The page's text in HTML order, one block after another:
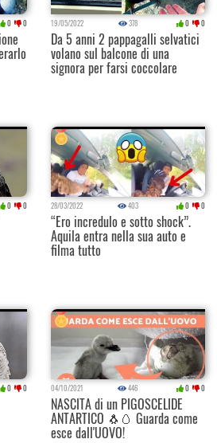
0 0 19/05/2022 378 0 0
Da 5 anni 2 pappagalli selvatici
volano sul balcone di una
signora per farsi coccolare
0 0 28/03/2022 403 0 0
“Ero incredulo e sotto shock”.
Aquila entra nella sua auto e
filma tutto
0 0 04/10/2021 446 0 0
NASCITA di un PIGOSCELIDE
ANTARTICO 🐧🥚 Guarda come
esce dall'UOVO!